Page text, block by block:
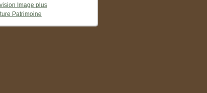
Image plus
Patrimoine